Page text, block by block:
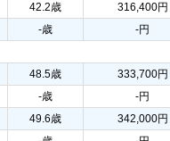
42.2歳 316,400円
-歳 -円
48.5歳 333,700円
-歳 -円
49.6歳 342,000円